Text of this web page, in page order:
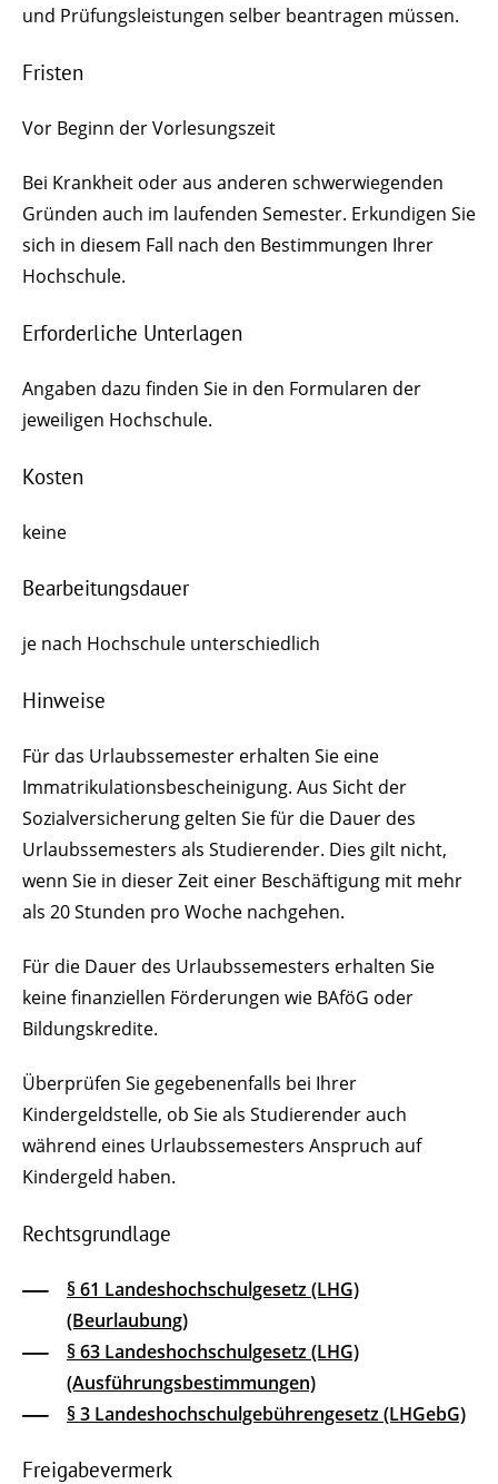
und Prüfungsleistungen selber beantragen müssen.
Fristen
Vor Beginn der Vorlesungszeit
Bei Krankheit oder aus anderen schwerwiegenden
Gründen auch im laufenden Semester. Erkundigen Sie
sich in diesem Fall nach den Bestimmungen Ihrer
Hochschule.
Erforderliche Unterlagen
Angaben dazu finden Sie in den Formularen der
jeweiligen Hochschule.
Kosten
keine
Bearbeitungsdauer
je nach Hochschule unterschiedlich
Hinweise
Für das Urlaubssemester erhalten Sie eine
Immatrikulationsbescheinigung. Aus Sicht der
Sozialversicherung gelten Sie für die Dauer des
Urlaubssemesters als Studierender. Dies gilt nicht,
wenn Sie in dieser Zeit einer Beschäftigung mit mehr
als 20 Stunden pro Woche nachgehen.
Für die Dauer des Urlaubssemesters erhalten Sie
keine finanziellen Förderungen wie BAföG oder
Bildungskredite.
Überprüfen Sie gegebenenfalls bei Ihrer
Kindergeldstelle, ob Sie als Studierender auch
während eines Urlaubssemesters Anspruch auf
Kindergeld haben.
Rechtsgrundlage
§ 61 Landeshochschulgesetz (LHG)
(Beurlaubung)
§ 63 Landeshochschulgesetz (LHG)
(Ausführungsbestimmungen)
§ 3 Landeshochschulgebührengesetz (LHGebG)
Freigabevermerk